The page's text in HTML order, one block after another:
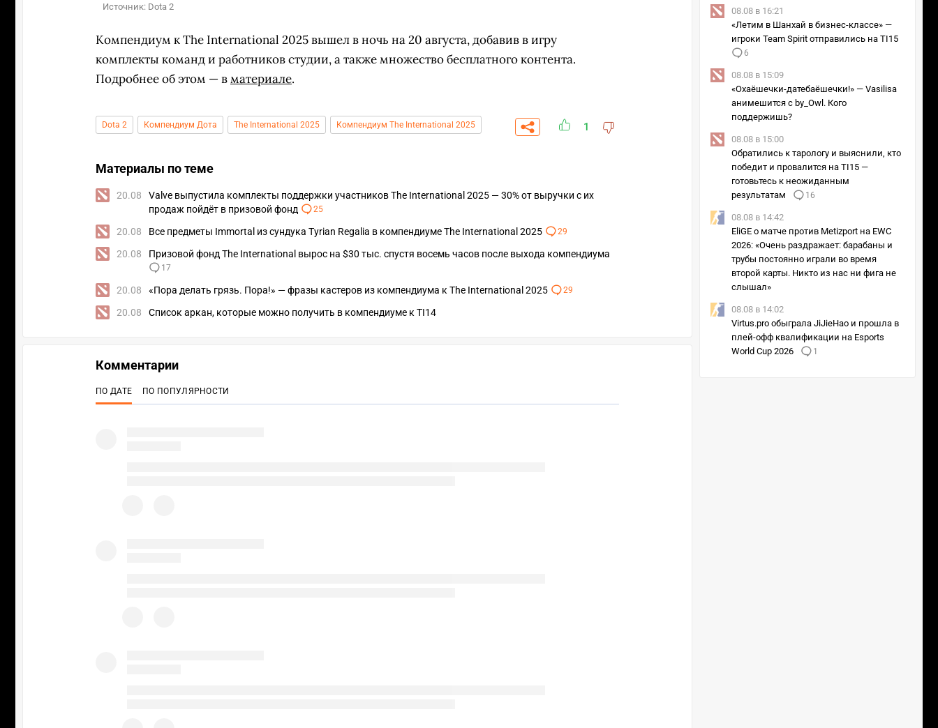
Источник: Dota 2
Компендиум к The International 2025 вышел в ночь на 20 августа, добавив в игру
комплекты команд и работников студии, а также множество бесплатного контента.
Подробнее об этом — вматериале.
Dota 2 Компендиум Дота The International 2025 Компендиум The International 2025 1
Материалы по теме
20.08
Valve выпустила комплекты поддержки участников The International 2025 — 30% от выручки с их
продаж пойдёт в призовой фонд
25
20.08 Все предметы Immortal из сундука Tyrian Regalia в компендиуме The International 2025 29
20.08 Призовой фонд The International вырос на $30 тыс. спустя восемь часов после выхода компендиума
17
20.08 «Пора делать грязь. Пора!» — фразы кастеров из компендиума к The International 2025 29
20.08 Список аркан, которые можно получить в компендиуме к TI14
08.08 в 16:21
«Летим в Шанхай в бизнес-классе» —
игроки Team Spirit отправились на TI15
6
08.08 в 15:09
«Охаёшечки-датебаёшечки!» — Vasilisa
анимешится с by_Owl. Кого
поддержишь?
08.08 в 15:00
Обратились к тарологу и выяснили, кто
победит и провалится на TI15 —
готовьтесь к неожиданным
результатам
16
08.08 в 14:42
EliGE о матче против Metizport на EWC
2026: «Очень раздражает: барабаны и
трубы постоянно играли во время
второй карты. Никто из нас ни фига не
слышал»
08.08 в 14:02
Virtus.pro обыграла JiJieHao и прошла в
плей-офф квалификации на Esports
World Cup 2026
1
Комментарии
ПО ДАТЕ ПО ПОПУЛЯРНОСТИ